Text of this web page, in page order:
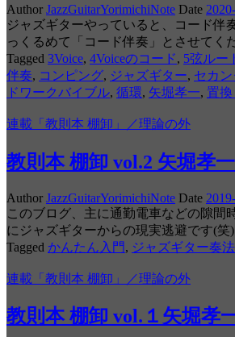
Author JazzGuitarYorimichiNote Date
ジャズギターやっていると、コード伴
っくるめて「コード伴奏」とさせてく
Tagged 3Voice, 4Voiceのコード, 5弦ルー
伴奏, コンピング, ジャズギター, セカ
ドワークバイブル, 循環, 矢堀孝一, 置換
連載「教則本 棚卸」／理論の外
教則本 棚卸 vol.2 矢堀孝
Author JazzGuitarYorimichiNote Date
このブログ、主に通勤電車などの隙間
にジャズギターからの現実逃避です(笑
Tagged かんたん入門, ジャズギター奏法
連載「教則本 棚卸」／理論の外
教則本 棚卸 vol.１矢堀孝